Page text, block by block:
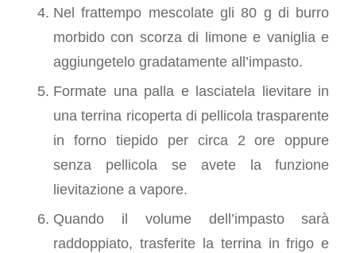
Nel frattempo mescolate gli 80 g di burro
morbido con scorza di limone e vaniglia e
aggiungetelo gradatamente all’impasto.
Formate una palla e lasciatela lievitare in
una terrina ricoperta di pellicola trasparente
in forno tiepido per circa 2 ore oppure
senza pellicola se avete la funzione
lievitazione a vapore.
Quando il volume dell’impasto sarà
raddoppiato, trasferite la terrina in frigo e